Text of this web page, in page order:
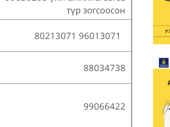
түр зогсоосон
80213071 96013071
88034738
99066422